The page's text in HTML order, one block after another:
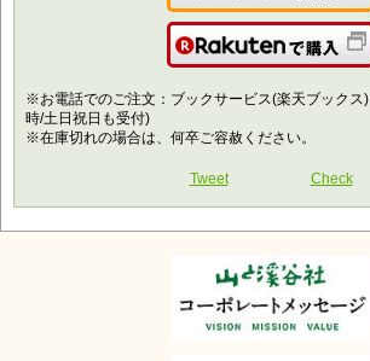
※お電話でのご注文：ブックサービス(楽天ブックス)
時/土日祝日も受付)
※在庫切れの場合は、何卒ご容赦ください。
Tweet Check